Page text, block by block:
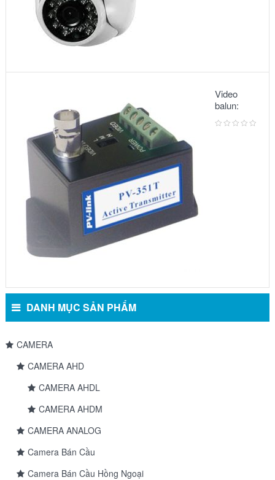
Video
balun:
METSUKI
MS-351T
DANH MỤC SẢN PHẨM
CAMERA
CAMERA AHD
CAMERA AHDL
CAMERA AHDM
CAMERA ANALOG
Camera Bán Cầu
Camera Bán Cầu Hồng Ngoại